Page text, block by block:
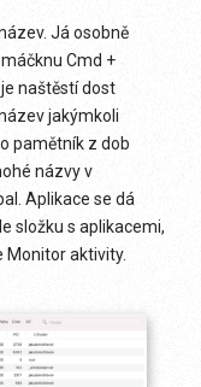
Já osobně
Cmd +
naštěstí dost
jakýmkoli
pamětník z dob
názvy v
Aplikace se dá
složku s aplikacemi,
Monitor aktivity.